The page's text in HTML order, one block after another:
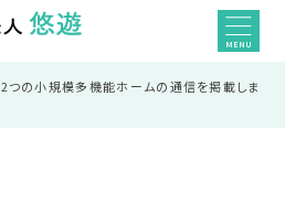
MENU
2つの小規模多機能ホームの通信を掲載しま